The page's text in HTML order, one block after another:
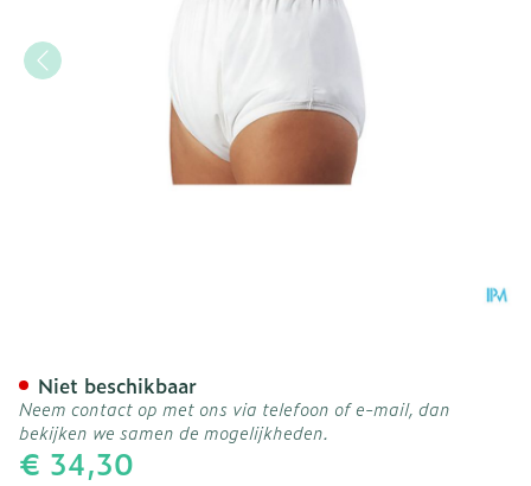
€ 34,30
Niet beschikbaar
Neem contact op met ons via telefoon of e-mail, dan
bekijken we samen de mogelijkheden.